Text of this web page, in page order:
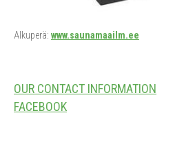
Alkuperä: www.saunamaailm.ee
OUR CONTACT INFORMATION
FACEBOOK